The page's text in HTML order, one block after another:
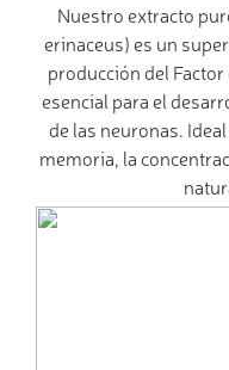
Nuestro extracto
erinaceus) es un
producción del
esencial para el
de las neuronas.
memoria, la